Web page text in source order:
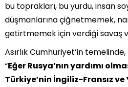
bu toprakları, bu yurdu, insan
düşmanlarına çiğnetmemek,
getirtmemek için verdiği savaş
Asırlık Cumhuriyet’in
“Eğer Rusya’nın yardımı
Türkiye’nin İngiliz-Fransız ve